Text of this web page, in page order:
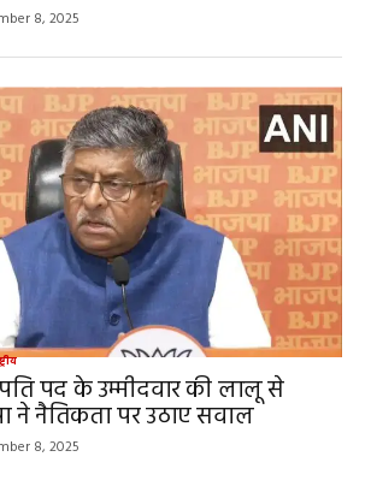
8, 2025
पद के उम्मीदवार की लालू से
ने नैतिकता पर उठाए सवाल
8, 2025